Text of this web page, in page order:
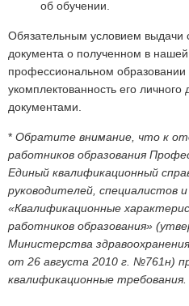
об обучении.
Обязательным условием выдачи
документа о полученном в
профессиональном образовании
укомплектованность его
документами.
* Обратите внимание, что к
работников образования
Единый квалификационный
руководителей, специалистов
«Квалификационные
работников образования»
Министерства
от 26 августа 2010 г. №761н)
квалификационные требования.